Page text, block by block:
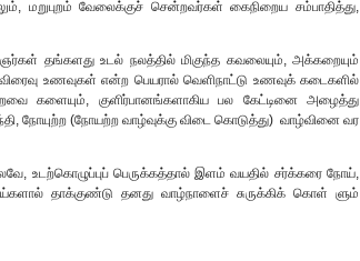
மறுபுறம் வேலைக்குச் சென்றவர்கள் கைநிறைய சம்பாதித்து,
தங்களது உடல் நலத்தில் மிகுந்த கவலையும், அக்கறையும்
உணவுகள் என்ற பெயரால் வெளிநாட்டு உணவுக் கடைகளில்
களையும், குளிர்பானங்களாகிய பல கேட்டினை அழைத்து
நோயுற்ற (நோயற்ற வாழ்வுக்கு விடை கொடுத்து) வாழ்வினை வர
உடற்கொழுப்புப் பெருக்கத்தால் இளம் வயதில் சர்க்கரை நோய்,
தாக்குண்டு தனது வாழ்நாளைச் சுருக்கிக் கொள் ளும்